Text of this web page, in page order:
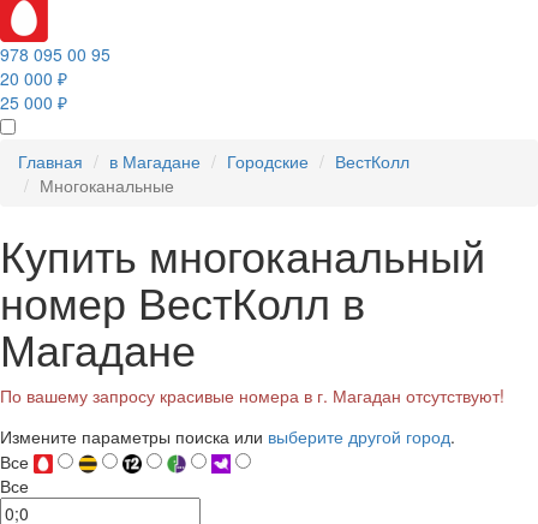
978 095 00 95
20 000 ₽
25 000 ₽
Главная в Магадане Городские
ВестКолл
Многоканальные
Купить многоканальный
номер ВестКолл в
Магадане
По вашему запросу красивые номера в г. Магадан отсутствуют!
Измените параметры поиска или выберите другой город.
Все
Все